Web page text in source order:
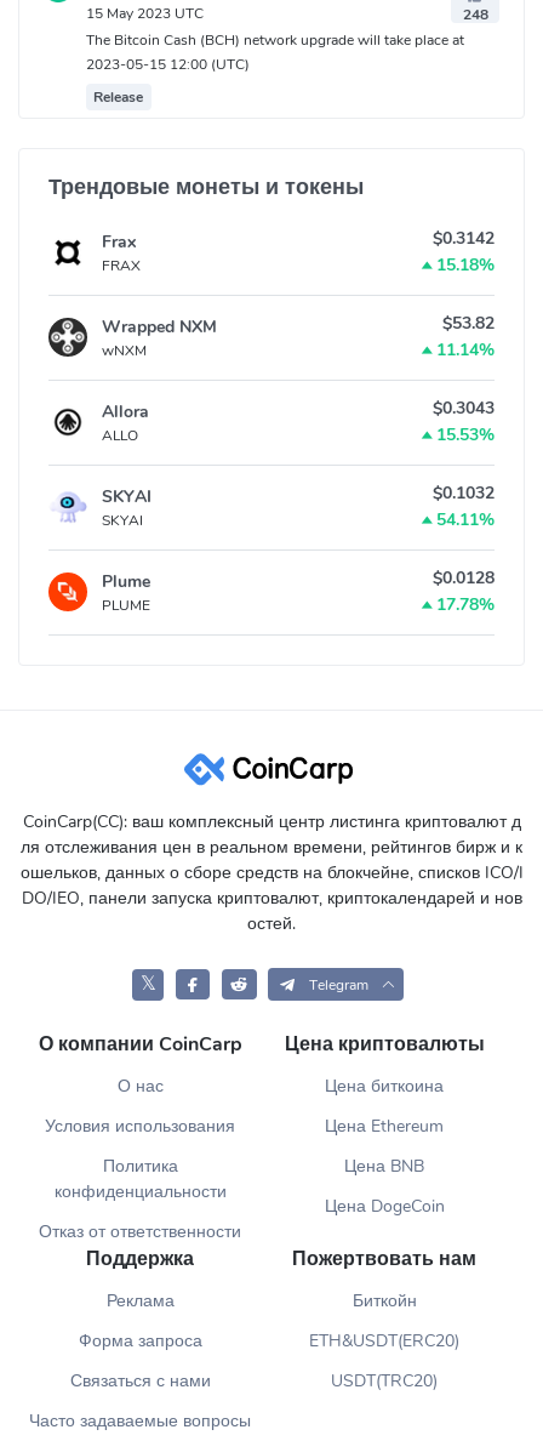
15 May 2023 UTC
248
The Bitcoin Cash (BCH) network upgrade will take place at
2023-05-15 12:00 (UTC)
Release
Трендовые монеты и токены
Frax
FRAX
$0.3142
15.18%
Wrapped NXM
wNXM
$53.82
11.14%
Allora
ALLO
$0.3043
15.53%
SKYAI
SKYAI
$0.1032
54.11%
Plume
PLUME
$0.0128
17.78%
CoinCarp(CC): ваш комплексный центр листинга криптовалют д
ля отслеживания цен в реальном времени, рейтингов бирж и к
ошельков, данных о сборе средств на блокчейне, списков ICO/I
DO/IEO, панели запуска криптовалют, криптокалендарей и нов
остей.
𝕏 Telegram
О компании CoinCarp
О нас
Условия использования
Политика
конфиденциальности
Отказ от ответственности
Цена криптовалюты
Цена биткоина
Цена Ethereum
Цена BNB
Цена DogeCoin
Поддержка
Реклама
Форма запроса
Связаться с нами
Часто задаваемые вопросы
Пожертвовать нам
Биткойн
ETH&USDT(ERC20)
USDT(TRC20)